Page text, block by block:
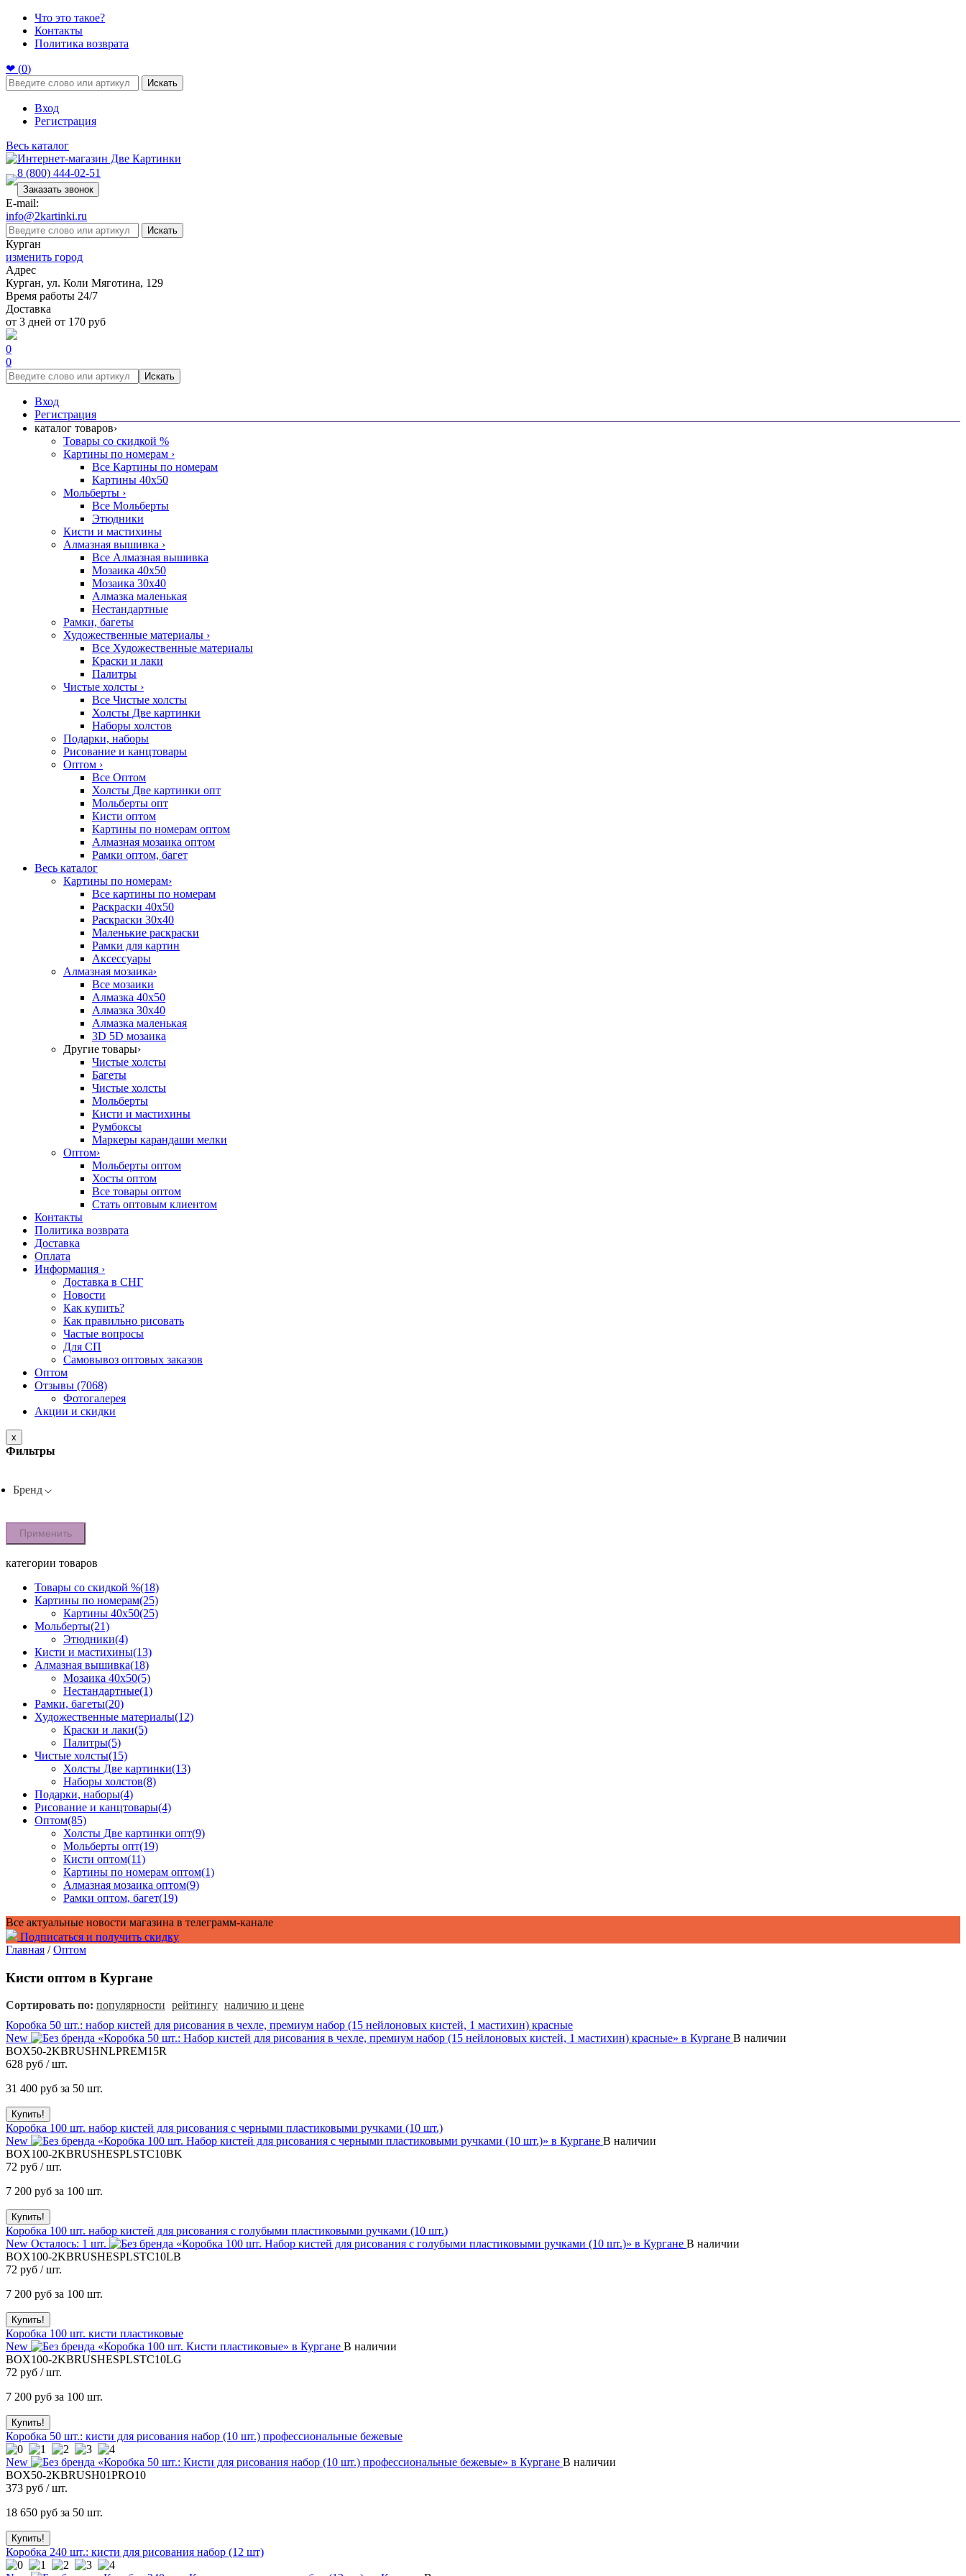
Что это такое?
Контакты
Политика возврата
❤ (0)
Искать
Вход
Регистрация
Весь каталог
8 (800) 444-02-51
Заказать звонок
E-mail:
info@2kartinki.ru
Искать
Курган
изменить город
Адрес
Курган, ул. Коли Мяготина, 129
Время работы 24/7
Доставка
от 3 дней от 170 руб
0
0
Искать
Вход
Регистрация
каталог товаров›
Товары со скидкой %
Картины по номерам ›
Все Картины по номерам
Картины 40x50
Мольберты ›
Все Мольберты
Этюдники
Кисти и мастихины
Алмазная вышивка ›
Все Алмазная вышивка
Мозаика 40x50
Мозаика 30x40
Алмазка маленькая
Нестандартные
Рамки, багеты
Художественные материалы ›
Все Художественные материалы
Краски и лаки
Палитры
Чистые холсты ›
Все Чистые холсты
Холсты Две картинки
Наборы холстов
Подарки, наборы
Рисование и канцтовары
Оптом ›
Все Оптом
Холсты Две картинки опт
Мольберты опт
Кисти оптом
Картины по номерам оптом
Алмазная мозаика оптом
Рамки оптом, багет
Весь каталог
Картины по номерам›
Все картины по номерам
Раскраски 40х50
Раскраски 30х40
Маленькие раскраски
Рамки для картин
Аксессуары
Алмазная мозаика›
Все мозаики
Алмазка 40х50
Алмазка 30х40
Алмазка маленькая
3D 5D мозаика
Другие товары›
Чистые холсты
Багеты
Чистые холсты
Мольберты
Кисти и мастихины
Румбоксы
Маркеры карандаши мелки
Оптом›
Мольберты оптом
Хосты оптом
Все товары оптом
Стать оптовым клиентом
Контакты
Политика возврата
Доставка
Оплата
Информация ›
Доставка в СНГ
Новости
Как купить?
Как правильно рисовать
Частые вопросы
Для СП
Самовывоз оптовых заказов
Оптом
Отзывы (7068)
Фотогалерея
Акции и скидки
x
Фильтры
Бренд
Применить
категории товаров
Товары со скидкой %(18)
Картины по номерам(25)
Картины 40x50(25)
Мольберты(21)
Этюдники(4)
Кисти и мастихины(13)
Алмазная вышивка(18)
Мозаика 40x50(5)
Нестандартные(1)
Рамки, багеты(20)
Художественные материалы(12)
Краски и лаки(5)
Палитры(5)
Чистые холсты(15)
Холсты Две картинки(13)
Наборы холстов(8)
Подарки, наборы(4)
Рисование и канцтовары(4)
Оптом(85)
Холсты Две картинки опт(9)
Мольберты опт(19)
Кисти оптом(11)
Картины по номерам оптом(1)
Алмазная мозаика оптом(9)
Рамки оптом, багет(19)
Все актуальные новости магазина в телеграмм-канале
Подписаться и получить скидку
Главная /Оптом
Кисти оптом в Кургане
Сортировать по: популярности рейтингу наличию и цене
Коробка 50 шт.: набор кистей для рисования в чехле, премиум набор (15 нейлоновых кистей, 1 мастихин) красные
New
В наличии
BOX50-2KBRUSHNLPREM15R
628 руб / шт.
31 400 руб за 50 шт.
Коробка 100 шт. набор кистей для рисования с черными пластиковыми ручками (10 шт.)
New
В наличии
BOX100-2KBRUSHESPLSTC10BK
72 руб / шт.
7 200 руб за 100 шт.
Коробка 100 шт. набор кистей для рисования с голубыми пластиковыми ручками (10 шт.)
New Осталось: 1 шт.
В наличии
BOX100-2KBRUSHESPLSTC10LB
72 руб / шт.
7 200 руб за 100 шт.
Коробка 100 шт. кисти пластиковые
New
В наличии
BOX100-2KBRUSHESPLSTC10LG
72 руб / шт.
7 200 руб за 100 шт.
Коробка 50 шт.: кисти для рисования набор (10 шт.) профессиональные бежевые
New
В наличии
BOX50-2KBRUSH01PRO10
373 руб / шт.
18 650 руб за 50 шт.
Коробка 240 шт.: кисти для рисования набор (12 шт)